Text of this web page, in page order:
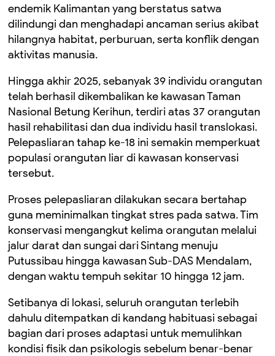
endemik Kalimantan yang berstatus satwa
dilindungi dan menghadapi ancaman serius akibat
hilangnya habitat, perburuan, serta konflik dengan
aktivitas manusia.
Hingga akhir 2025, sebanyak 39 individu orangutan
telah berhasil dikembalikan ke kawasan Taman
Nasional Betung Kerihun, terdiri atas 37 orangutan
hasil rehabilitasi dan dua individu hasil translokasi.
Pelepasliaran tahap ke-18 ini semakin memperkuat
populasi orangutan liar di kawasan konservasi
tersebut.
Proses pelepasliaran dilakukan secara bertahap
guna meminimalkan tingkat stres pada satwa. Tim
konservasi mengangkut kelima orangutan melalui
jalur darat dan sungai dari Sintang menuju
Putussibau hingga kawasan Sub-DAS Mendalam,
dengan waktu tempuh sekitar 10 hingga 12 jam.
Setibanya di lokasi, seluruh orangutan terlebih
dahulu ditempatkan di kandang habituasi sebagai
bagian dari proses adaptasi untuk memulihkan
kondisi fisik dan psikologis sebelum benar-benar